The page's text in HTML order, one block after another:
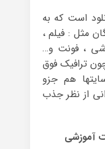
است که به
مثل : فیلم ،
، فونت و…
ترافیک فوق
هم جزو
از نظر جذب